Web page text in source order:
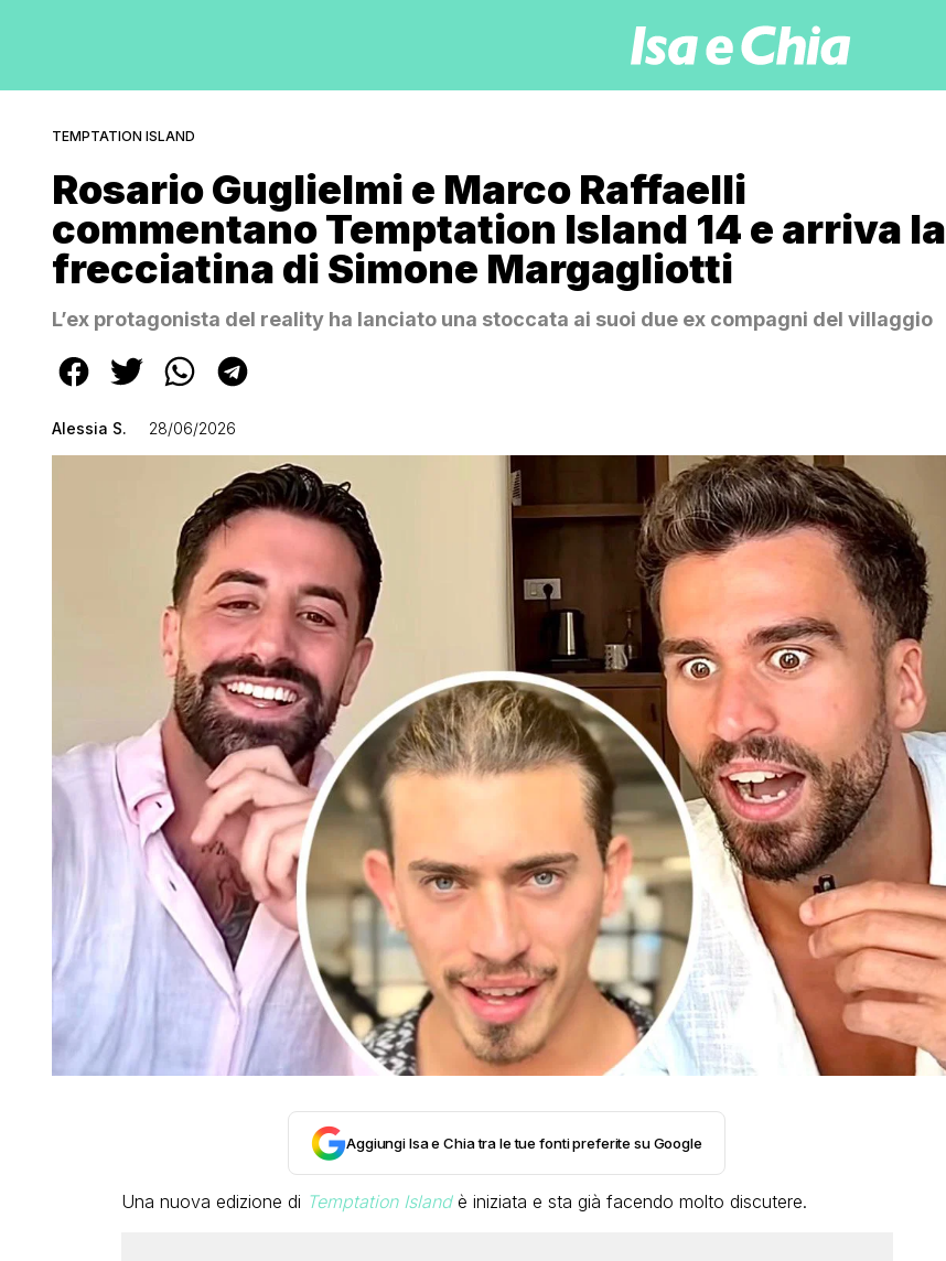
TEMPTATION ISLAND
Rosario Guglielmi e Marco Raffaelli
commentano Temptation Island 14 e arriva la
frecciatina di Simone Margagliotti
L’ex protagonista del reality ha lanciato una stoccata ai suoi due ex compagni del villaggio
Alessia S. 28/06/2026
Aggiungi Isa e Chia tra le tue fonti preferite su Google
Una nuova edizione di Temptation Island è iniziata e sta già facendo molto discutere.